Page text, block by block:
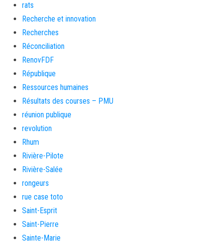
rats
Recherche et innovation
Recherches
Réconciliation
RenovFDF
République
Ressources humaines
Résultats des courses – PMU
réunion publique
revolution
Rhum
Rivière-Pilote
Rivière-Salée
rongeurs
rue case toto
Saint-Esprit
Saint-Pierre
Sainte-Marie